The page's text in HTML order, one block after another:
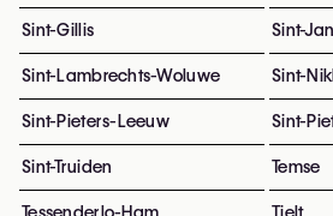
Sint-Gillis Sint-
Sint-Lambrechts-Woluwe Sint-
Sint-Pieters-Leeuw Sint-
Sint-Truiden Temse